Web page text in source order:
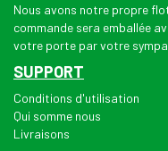
Nous avons notre propre
commande sera emballée
votre porte par votre
SUPPORT
Conditions d'utilisation
Qui somme nous
Livraisons